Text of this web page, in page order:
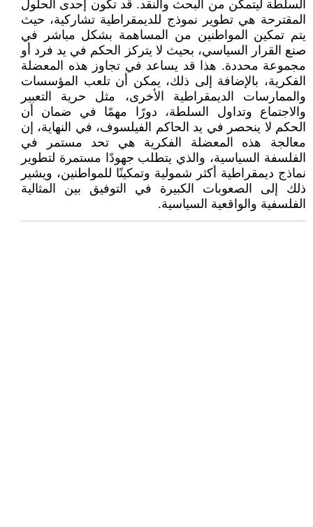
السلطة ليتمكن من البحث والنقد. قد تكون إحدى الحلول
المقترحة هي تطوير نموذج للديمقراطية تشاركية، حيث
يتم تمكين المواطنين من المساهمة بشكل مباشر في
صنع القرار السياسي، بحيث لا يتركز الحكم في يد فرد أو
مجموعة محددة. هذا قد يساعد في تجاوز هذه المعضلة
الفكرية، بالإضافة إلى ذلك، يمكن أن تلعب المؤسسات
والممارسات الديمقراطية الأخرى، مثل حرية التعبير
والاجتماع وتداول السلطة، دورًا مهمًا في ضمان أن
الحكم لا ينحصر في يد الحاكم الفيلسوف، في النهاية، إن
معالجة هذه المعضلة الفكرية هي تحد مستمر في
الفلسفة السياسية، والذي يتطلب جهودًا مستمرة لتطوير
نماذج ديمقراطية أكثر شمولية وتمكينًا للمواطنين، ويشير
ذلك إلى الصعوبات الكبيرة في التوفيق بين المثالية
الفلسفية والواقعية السياسية.